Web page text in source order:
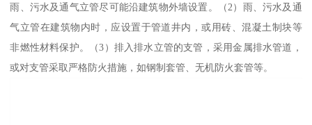
雨、污水及通气立管尽可能沿建筑物外墙设置。（2）雨、污水及通
气立管在建筑物内时，应设置于管道井内，或用砖、混凝土制块等
非燃性材料保护。（3）排入排水立管的支管，采用金属排水管道，
或对支管采取严格防火措施，如钢制套管、无机防火套管等。